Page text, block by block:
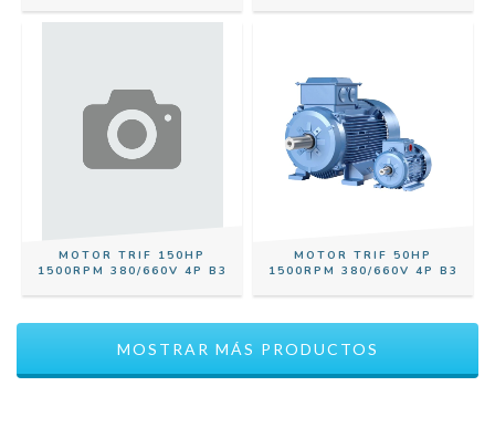
MOTOR TRIF 150HP
1500RPM 380/660V 4P B3
MOTOR TRIF 50HP
1500RPM 380/660V 4P B3
MOSTRAR MÁS PRODUCTOS